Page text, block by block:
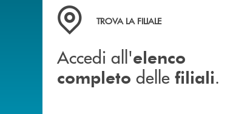
Accedi all' elenco completo delle filiali .
TROVA LA FILIALE
Accedi all'elenco
completo delle filiali.